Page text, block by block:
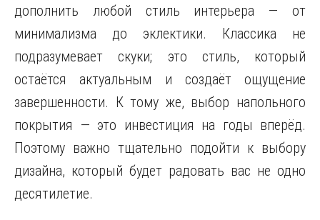
дополнить любой стиль интерьера — от
минимализма до эклектики. Классика не
подразумевает скуки; это стиль, который
остаётся актуальным и создаёт ощущение
завершенности. К тому же, выбор напольного
покрытия — это инвестиция на годы вперёд.
Поэтому важно тщательно подойти к выбору
дизайна, который будет радовать вас не одно
десятилетие.